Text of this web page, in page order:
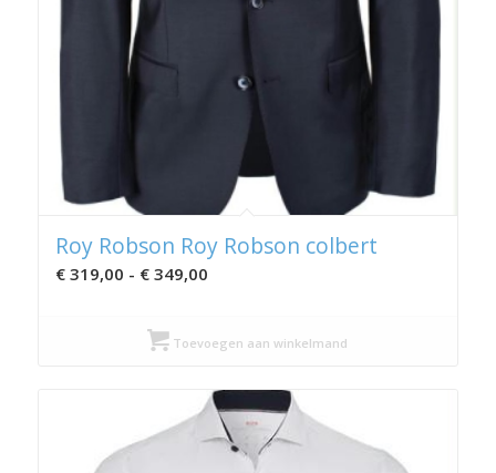
Roy Robson Roy Robson colbert
€319,00 - €349,00Prijsklasse:
€ 349,00
Toevoegen aan winkelmand